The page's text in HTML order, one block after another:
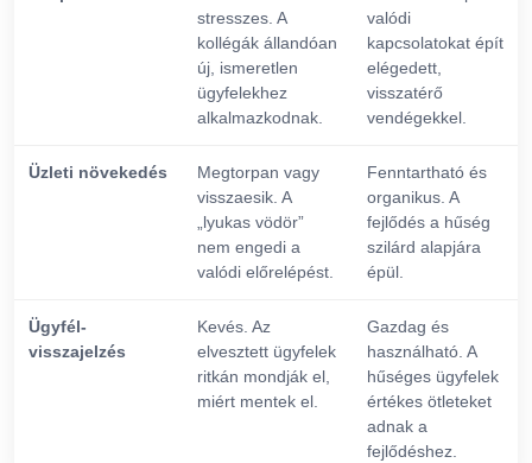
stresszes. A
kollégák állandóan
új, ismeretlen
ügyfelekhez
alkalmazkodnak.
valódi
kapcsolatokat épít
elégedett,
visszatérő
vendégekkel.
Üzleti növekedés
Megtorpan vagy
visszaesik. A
„lyukas vödör”
nem engedi a
valódi előrelépést.
Fenntartható és
organikus. A
fejlődés a hűség
szilárd alapjára
épül.
Ügyfél-
visszajelzés
Kevés. Az
elvesztett ügyfelek
ritkán mondják el,
miért mentek el.
Gazdag és
használható. A
hűséges ügyfelek
értékes ötleteket
adnak a
fejlődéshez.